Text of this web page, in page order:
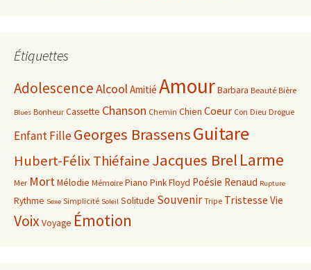
Étiquettes
AdolescenceAlcoolAmitié AmourBarbara Beauté Bière
Blues Bonheur Cassette Chanson Chemin Chien Coeur Con Dieu Drogue
EnfantFilleGeorges BrassensGuitare
Hubert-Félix ThiéfaineJacques Brel Larme
Mer MortMélodie Mémoire Piano Pink Floyd Poésie Renaud Rupture
Rythme Sexe Simplicité Soleil Solitude Souvenir Tripe Tristesse Vie
VoixVoyage Émotion